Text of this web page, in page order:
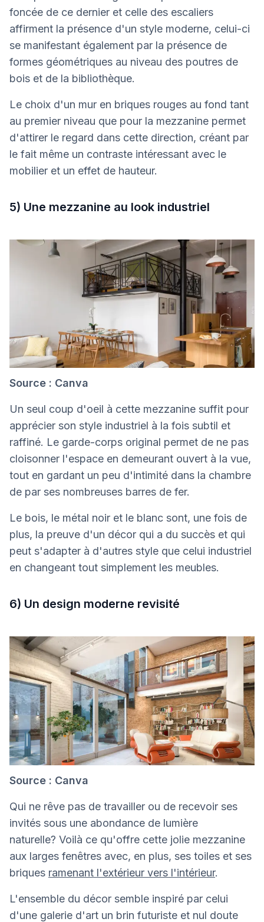
foncée de ce dernier et celle des escaliers
affirment la présence d'un style moderne, celui-ci
se manifestant également par la présence de
formes géométriques au niveau des poutres de
bois et de la bibliothèque.
Le choix d'un mur en briques rouges au fond tant
au premier niveau que pour la mezzanine permet
d'attirer le regard dans cette direction, créant par
le fait même un contraste intéressant avec le
mobilier et un effet de hauteur.
5) Une mezzanine au look industriel
Source : Canva
Un seul coup d'oeil à cette mezzanine suffit pour
apprécier son style industriel à la fois subtil et
raffiné. Le garde-corps original permet de ne pas
cloisonner l'espace en demeurant ouvert à la vue,
tout en gardant un peu d'intimité dans la chambre
de par ses nombreuses barres de fer.
Le bois, le métal noir et le blanc sont, une fois de
plus, la preuve d'un décor qui a du succès et qui
peut s'adapter à d'autres style que celui industriel
en changeant tout simplement les meubles.
6) Un design moderne revisité
Source : Canva
Qui ne rêve pas de travailler ou de recevoir ses
invités sous une abondance de lumière
naturelle? Voilà ce qu'offre cette jolie mezzanine
aux larges fenêtres avec, en plus, ses toiles et ses
briques ramenant l'extérieur vers l'intérieur.
L'ensemble du décor semble inspiré par celui
d'une galerie d'art un brin futuriste et nul doute